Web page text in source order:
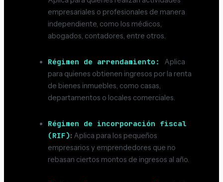
empresariales o profesionales de manera
independiente, como los médicos,
abogados, contadores, entre otros.
Régimen de arrendamiento: Aplica
para quienes obtienen ingresos por la renta
de bienes inmuebles, como casas,
departamentos o locales comerciales.
Régimen de incorporación fiscal
(RIF): Aplica para los pequeños
empresarios y emprendedores que no
rebasan ciertos montos de ingresos al año.